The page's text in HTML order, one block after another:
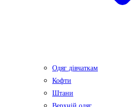
Одяг дівчаткам
Кофти
Штани